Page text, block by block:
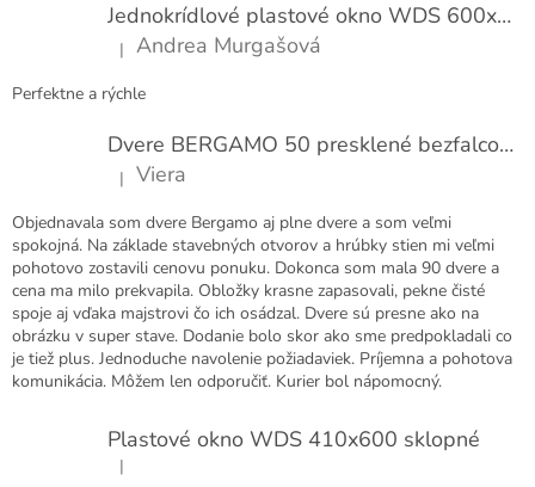
Jednokrídlové plastové okno WDS 600x1000
Hodnotenie produktu je 5 z 5 hviezdičiek.
| Andrea Murgašová
Perfektne a rýchle
Dvere BERGAMO 50 presklené bezfalcové EXTRA
Hodnotenie produktu je 5 z 5 hviezdičiek.
| Viera
Objednavala som dvere Bergamo aj plne dvere a som veľmi
spokojná. Na základe stavebných otvorov a hrúbky stien mi veľmi
pohotovo zostavili cenovu ponuku. Dokonca som mala 90 dvere a
cena ma milo prekvapila. Obložky krasne zapasovali, pekne čisté
spoje aj vďaka majstrovi čo ich osádzal. Dvere sú presne ako na
obrázku v super stave. Dodanie bolo skor ako sme predpokladali co
je tiež plus. Jednoduche navolenie požiadaviek. Príjemna a pohotova
komunikácia. Môžem len odporučiť. Kurier bol nápomocný.
Plastové okno WDS 410x600 sklopné
Hodnotenie produktu je 5 z 5 hviezdičiek.
|